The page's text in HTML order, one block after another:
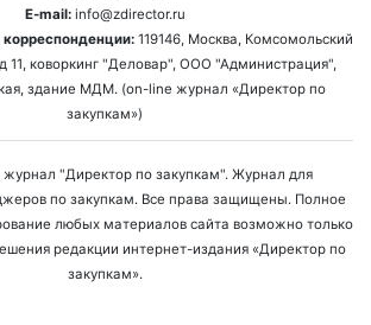
E-mail:info@zdirector.ru
119146, Москва, Комсомольский
11, коворкинг "Деловар", ООО "Администрация",
здание МДМ. (on-line журнал «Директор по
закупкам»)
журнал "Директор по закупкам". Журнал для
по закупкам. Все права защищены. Полное
любых материалов сайта возможно только
редакции интернет-издания «Директор по
закупкам».